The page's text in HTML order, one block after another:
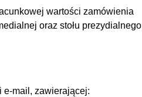
wartości zamówienia
oraz stołu prezydialnego
e-mail, zawierającej: